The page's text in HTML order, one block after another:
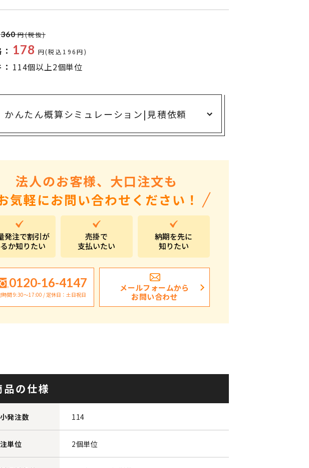
～5,000円
5,000円～
kanakono
展示会・イベント特集
安全大会ノベルティ・記念品特集
粗品・営業配布
入学・卒業記念品
オープン・開業・開院
ポストイン
ばらまき、ショップイベント向け粗品・ノベ
ルティ
360 円(税抜)
178 円(税込196円)
114個以上2個単位
かんたん概算シミュレーション| 見積依頼
法人のお客様、大口注文も
気軽にお問い合わせください！
発注で割引が
か知りたい
売掛で
支払いたい
納期を先に
知りたい
0120-16-4147
時間 9:30〜17:00 / 定休日：土日祝日
メールフォームから
お問い合わせ
品の仕様
発注数 114
単位 2個単位